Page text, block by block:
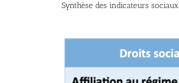
Synthèse des indicateurs sociaux